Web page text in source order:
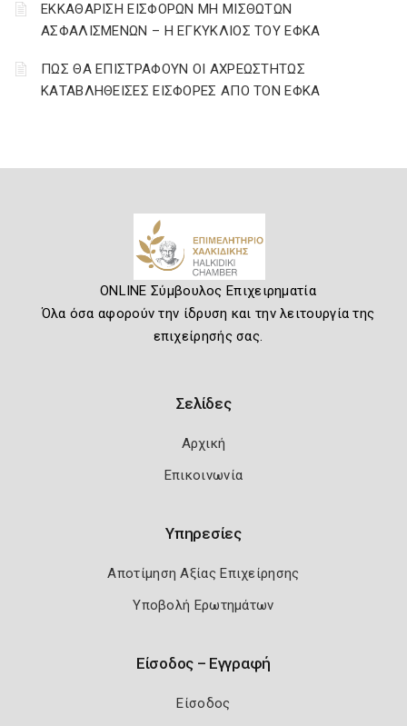
ΕΚΚΑΘΑΡΙΣΗ ΕΙΣΦΟΡΩΝ ΜΗ ΜΙΣΘΩΤΩΝ
ΑΣΦΑΛΙΣΜΕΝΩΝ – Η ΕΓΚΥΚΛΙΟΣ ΤΟΥ ΕΦΚΑ
ΠΩΣ ΘΑ ΕΠΙΣΤΡΑΦΟΥΝ ΟΙ ΑΧΡΕΩΣΤΗΤΩΣ
ΚΑΤΑΒΛΗΘΕΙΣΕΣ ΕΙΣΦΟΡΕΣ ΑΠΟ ΤΟΝ ΕΦΚΑ
ONLINE Σύμβουλος Επιχειρηματία
Όλα όσα αφορούν την ίδρυση και την λειτουργία της
επιχείρησής σας.
Σελίδες
Αρχική
Επικοινωνία
Υπηρεσίες
Αποτίμηση Αξίας Επιχείρησης
Υποβολή Ερωτημάτων
Είσοδος – Εγγραφή
Είσοδος